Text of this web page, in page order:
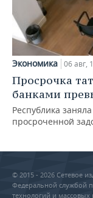
Экономика 06 авг,
Просрочка
банками
Республика
просроченной
© 2015 - 2026 Сетевое
Федеральной службой
технологий и